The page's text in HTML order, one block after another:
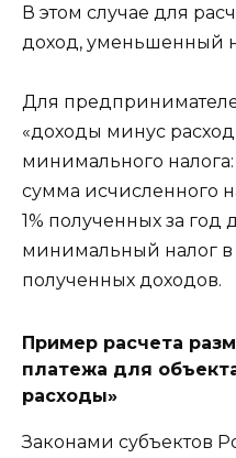
В этом случае для
доход, уменьшенный
Для
«доходы минус
минимального
сумма исчисленного
1% полученных за год
минимальный налог в
полученных доходов.
Пример расчета
платежа для
расходы»
Законами субъектов